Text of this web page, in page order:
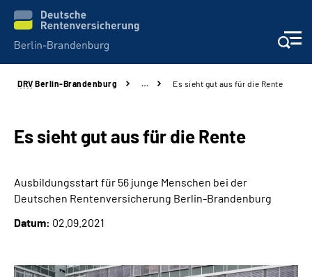
Aktuelles
Services
DRV Berlin-Brandenburg … Es sieht gut aus für die Rente
Es sieht gut aus für die Rente
Ausbildungsstart für 56 junge Menschen bei der
Deutschen Rentenversicherung Berlin-Brandenburg
Datum: 02.09.2021